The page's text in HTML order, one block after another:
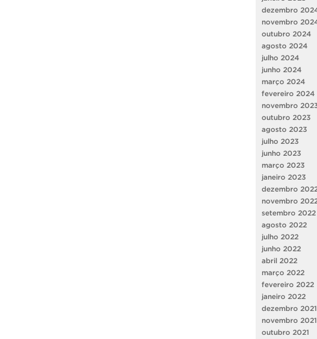
dezembro
novembro
outubro 2024
agosto 2024
julho 2024
junho 2024
março 2024
fevereiro 2024
novembro
outubro 2023
agosto 2023
julho 2023
junho 2023
março 2023
janeiro 2023
dezembro
novembro
setembro 2022
agosto 2022
julho 2022
junho 2022
abril 2022
março 2022
fevereiro 2022
janeiro 2022
dezembro 2021
novembro 2021
outubro 2021